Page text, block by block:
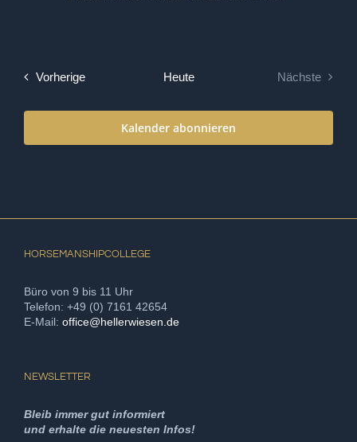
VorherigeVeranstaltungenHeute
Nächste
Kalender abonnieren
HORSEMANSHIPCOLLEGE
Büro von 9 bis 11 Uhr
Telefon: +49 (0) 7161 42654
E-Mail: office@hellerwiesen.de
NEWSLETTER
Bleib immer gut informiert
und erhalte die neuesten Infos!